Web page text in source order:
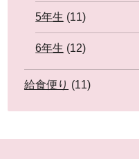
5年生 (11)
6年生 (12)
給食便り (11)